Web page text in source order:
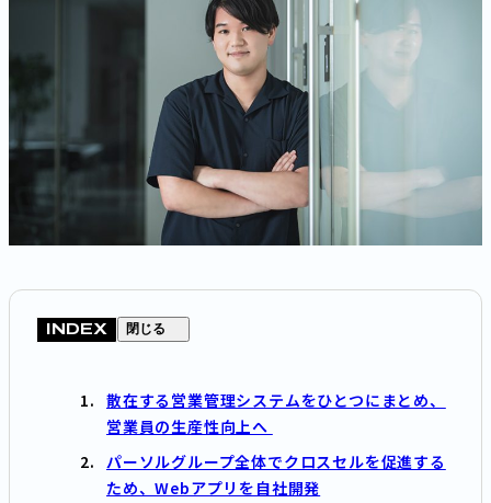
INDEX 閉じる
散在する営業管理システムをひとつにまとめ、
営業員の生産性向上へ
パーソルグループ全体でクロスセルを促進する
ため、Webアプリを自社開発